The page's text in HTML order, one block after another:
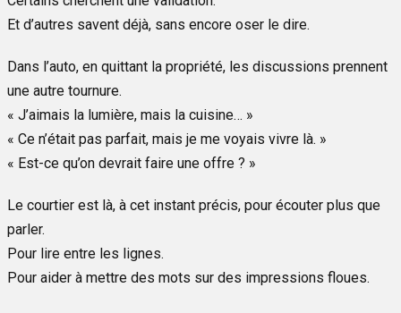
Et d’autres savent déjà, sans encore oser le dire.
Dans l’auto, en quittant la propriété, les discussions prennent
une autre tournure.
« J’aimais la lumière, mais la cuisine… »
« Ce n’était pas parfait, mais je me voyais vivre là. »
« Est-ce qu’on devrait faire une offre ? »
Le courtier est là, à cet instant précis, pour écouter plus que
parler.
Pour lire entre les lignes.
Pour aider à mettre des mots sur des impressions floues.